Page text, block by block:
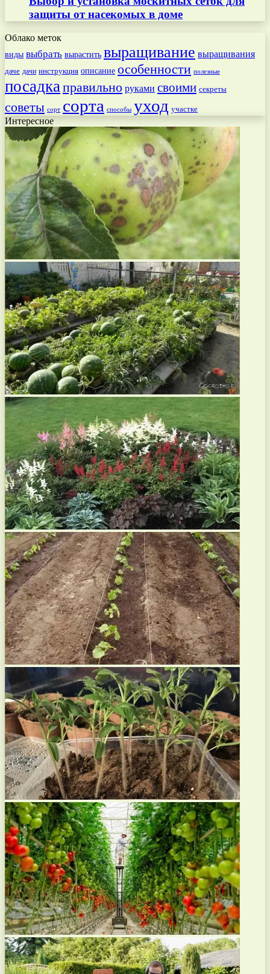
защиты от насекомых в доме
Облако меток
виды выбрать вырастить выращивание выращивания
даче дачи инструкция описание особенности полезные
посадкаправильно руками своими секреты
советы сорт сорта способы уход участке
Интересное